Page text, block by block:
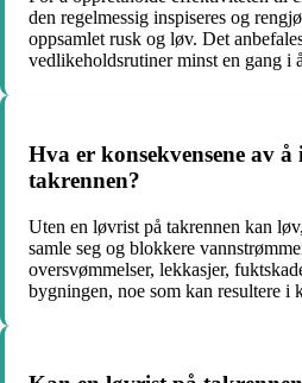
den regelmessig inspiseres og
oppsamlet rusk og løv. Det
vedlikeholdsrutiner minst en gang i
Hva er konsekvensene av
takrennen?
Uten en løvrist på takrennen kan
samle seg og blokkere
oversvømmelser, lekkasjer,
bygningen, noe som kan resultere i